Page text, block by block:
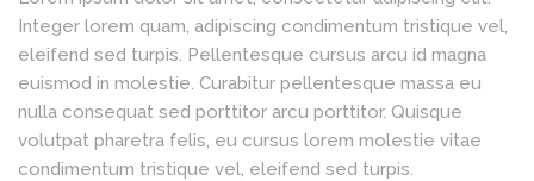
Integer lorem quam, adipiscing condimentum tristique vel,
eleifend sed turpis. Pellentesque cursus arcu id magna
euismod in molestie. Curabitur pellentesque massa eu
nulla consequat sed porttitor arcu porttitor. Quisque
volutpat pharetra felis, eu cursus lorem molestie vitae
condimentum tristique vel, eleifend sed turpis.